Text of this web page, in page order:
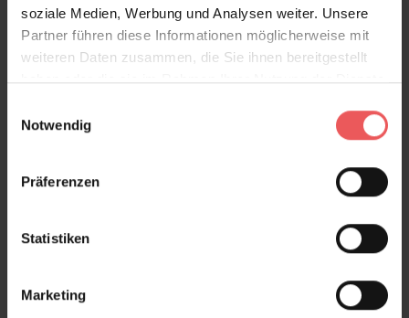
soziale Medien, Werbung und Analysen weiter. Unsere
Partner führen diese Informationen möglicherweise mit
weiteren Daten zusammen, die Sie ihnen bereitgestellt
haben oder die sie im Rahmen Ihrer Nutzung der Dienste
Notwendig
Präferenzen
Statistiken
Marketing